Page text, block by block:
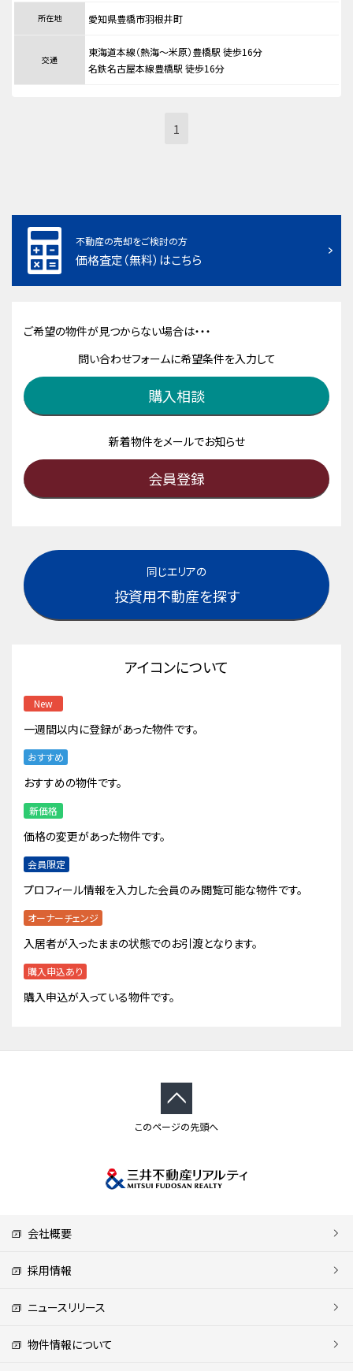
所在地 愛知県豊橋市羽根井町
交通
東海道本線（熱海～米原）豊橋駅 徒歩16分
名鉄名古屋本線豊橋駅 徒歩16分
1
不動産の売却をご検討の方
価格査定（無料）はこちら
ご希望の物件が見つからない場合は・・・
問い合わせフォームに希望条件を入力して
購入相談
新着物件をメールでお知らせ
会員登録
同じエリアの
投資用不動産を探す
アイコンについて
New
一週間以内に登録があった物件です。
おすすめ
おすすめの物件です。
新価格
価格の変更があった物件です。
会員限定
プロフィール情報を入力した会員のみ閲覧可能な物件です。
オーナーチェンジ
入居者が入ったままの状態でのお引渡となります。
購入申込あり
購入申込が入っている物件です。
このページの先頭へ
会社概要
採用情報
ニュースリリース
物件情報について